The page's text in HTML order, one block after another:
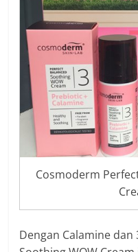
Cosmoderm
Dengan Calamine